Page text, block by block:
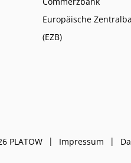
Europäische
(EZB)
PLATOW Impressum